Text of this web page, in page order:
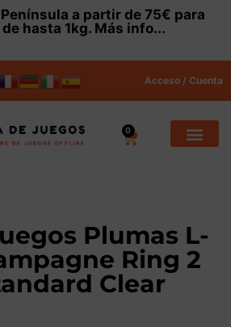
a partir de 75€ para
hasta 1kg. Más info...
Acceso / Cuenta
0
Plumas L-
Ring 2
Clear